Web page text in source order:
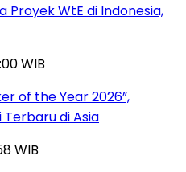
Proyek WtE di Indonesia,
WIB
of the Year 2026”,
Terbaru di Asia
WIB